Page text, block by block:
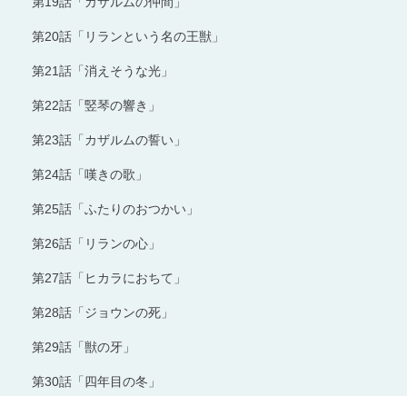
第20話「リランという名の王獣」
第21話「消えそうな光」
第22話「竪琴の響き」
第23話「カザルムの誓い」
第24話「嘆きの歌」
第25話「ふたりのおつかい」
第26話「リランの心」
第27話「ヒカラにおちて」
第28話「ジョウンの死」
第29話「獣の牙」
第30話「四年目の冬」